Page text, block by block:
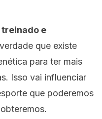
treinado e
que existe
para ter mais
Isso vai influenciar
que poderemos